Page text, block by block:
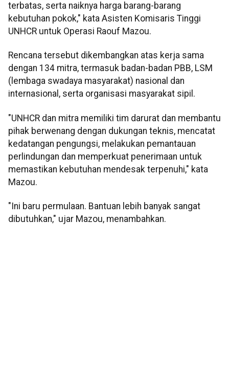
terbatas, serta naiknya harga barang-barang
kebutuhan pokok," kata Asisten Komisaris Tinggi
UNHCR untuk Operasi Raouf Mazou.
Rencana tersebut dikembangkan atas kerja sama
dengan 134 mitra, termasuk badan-badan PBB, LSM
(lembaga swadaya masyarakat) nasional dan
internasional, serta organisasi masyarakat sipil.
"UNHCR dan mitra memiliki tim darurat dan membantu
pihak berwenang dengan dukungan teknis, mencatat
kedatangan pengungsi, melakukan pemantauan
perlindungan dan memperkuat penerimaan untuk
memastikan kebutuhan mendesak terpenuhi," kata
Mazou.
"Ini baru permulaan. Bantuan lebih banyak sangat
dibutuhkan," ujar Mazou, menambahkan.